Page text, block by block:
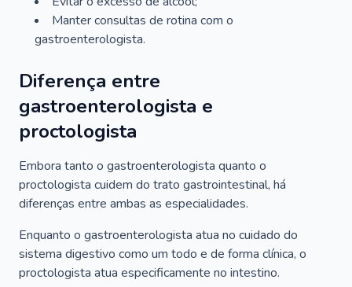
Manter consultas de rotina com o
gastroenterologista.
Diferença entre
gastroenterologista e
proctologista
Embora tanto o gastroenterologista quanto o
proctologista cuidem do trato gastrointestinal, há
diferenças entre ambas as especialidades.
Enquanto o gastroenterologista atua no cuidado do
sistema digestivo como um todo e de forma clínica, o
proctologista atua especificamente no intestino.